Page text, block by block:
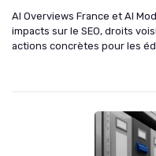
AI Overviews France et AI
impacts sur le SEO, droits
actions concrètes pour les